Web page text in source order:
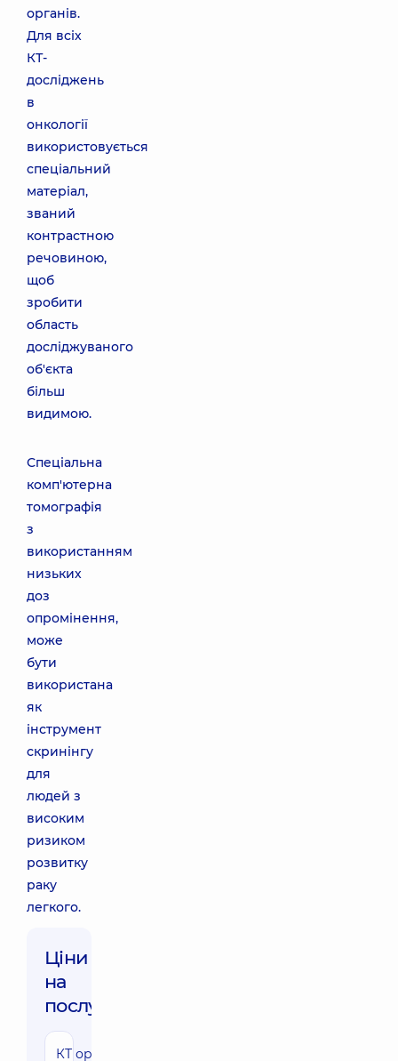
органів.
Для всіх
КТ-
досліджень
в
онкології
використовується
спеціальний
матеріал,
званий
контрастною
речовиною,
щоб
зробити
область
досліджуваного
об'єкта
більш
видимою.
Спеціальна
комп'ютерна
томографія
з
використанням
низьких
доз
опромінення,
може
бути
використана
як
інструмент
скринінгу
для
людей з
високим
ризиком
розвитку
раку
легкого.
Ціни
на
послуги:
КТ органів